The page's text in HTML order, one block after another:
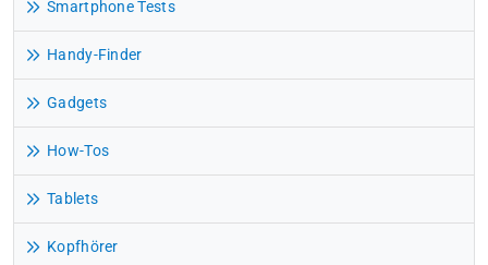
Smartphone Tests
Handy-Finder
Gadgets
How-Tos
Tablets
Kopfhörer